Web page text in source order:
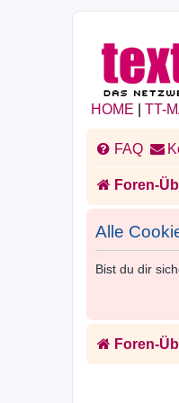
HOME TT-
FAQ
Foren-
Alle
Bist du dir
Foren-